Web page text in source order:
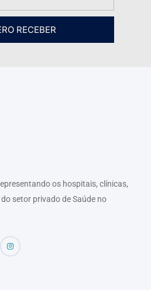
RECEBER
os hospitais, clínicas,
setor privado de Saúde no